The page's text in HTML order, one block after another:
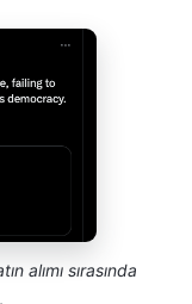
alımı sırasında